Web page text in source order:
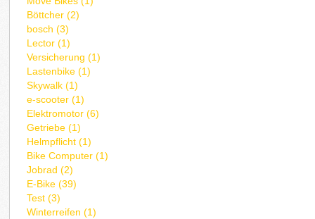
Böttcher (2)
bosch (3)
Lector (1)
Versicherung (1)
Lastenbike (1)
Skywalk (1)
e-scooter (1)
Elektromotor (6)
Getriebe (1)
Helmpflicht (1)
Bike Computer (1)
Jobrad (2)
E-Bike (39)
Test (3)
Winterreifen (1)